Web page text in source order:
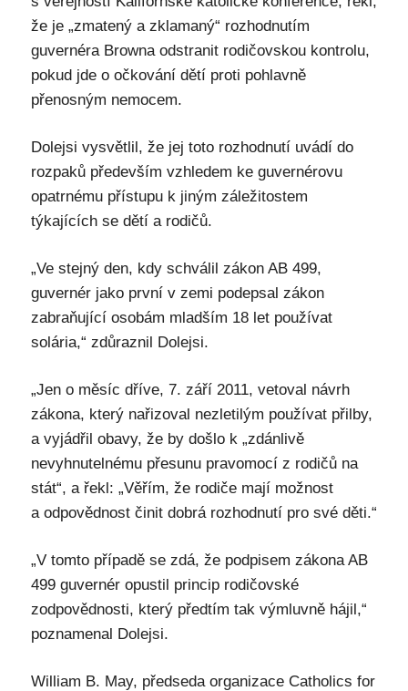
že je „zmatený a zklamaný“ rozhodnutím
guvernéra Browna odstranit rodičovskou kontrolu,
pokud jde o očkování dětí proti pohlavně
přenosným nemocem.
Dolejsi vysvětlil, že jej toto rozhodnutí uvádí do
rozpaků především vzhledem ke guvernérovu
opatrnému přístupu k jiným záležitostem
týkajících se dětí a rodičů.
„Ve stejný den, kdy schválil zákon AB 499,
guvernér jako první v zemi podepsal zákon
zabraňující osobám mladším 18 let používat
solária,“ zdůraznil Dolejsi.
„Jen o měsíc dříve, 7. září 2011, vetoval návrh
zákona, který nařizoval nezletilým používat přilby,
a vyjádřil obavy, že by došlo k „zdánlivě
nevyhnutelnému přesunu pravomocí z rodičů na
stát“, a řekl: „Věřím, že rodiče mají možnost
a odpovědnost činit dobrá rozhodnutí pro své děti.“
„V tomto případě se zdá, že podpisem zákona AB
499 guvernér opustil princip rodičovské
zodpovědnosti, který předtím tak výmluvně hájil,“
poznamenal Dolejsi.
William B. May, předseda organizace Catholics for